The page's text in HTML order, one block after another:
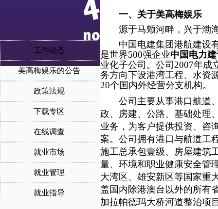
工作动态
美高梅娱乐的公告
政策法规
下载专区
在线调查
就业市场
就业管理
就业指导
一、关于美高梅娱乐
源于马颊河畔，兴于渤
中国电建集团港航建设
是世界500强企业中国电力
业化子公司。公司 2007年成
务方向下设港湾工程、水资
20个国内外经营分支机构。
公司主要从事港口航道
政、房建、公路、基础处理
业务，为客户提供投资、咨
案。公司拥有港口与航道工
施工总承包壹级、房屋建筑
量、环境和职业健康安全管
大湾区、雄安新区等国家重
盖国内除港澳台以外的所有
加拉帕德玛大桥河道整治项